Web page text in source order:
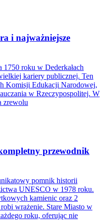
i najważniejsze
1750 roku w Dederkałach
kariery publicznej. Ten
Komisji Edukacji Narodowej,
w Rzeczypospolitej. W
zrewolu
przewodnik
pomnik historii
UNESCO w 1978 roku.
kamienic oraz 2
wrażenie. Stare Miasto w
roku, oferując nie